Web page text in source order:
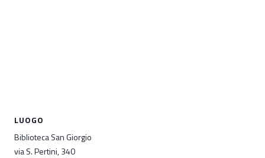
LUOGO
Biblioteca San Giorgio
via S. Pertini, 340